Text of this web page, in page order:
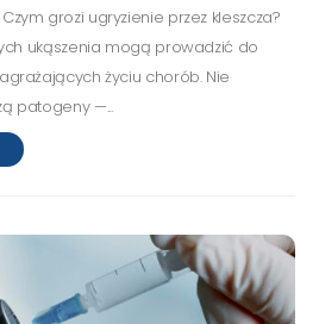
grozi ugryzienie przez kleszcza?
ukąszenia mogą prowadzić do
życiu chorób. Nie
patogeny —...